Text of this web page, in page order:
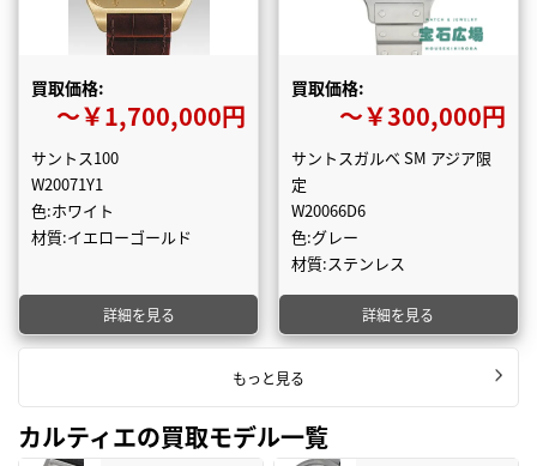
買取価格:
〜￥1,700,000円
サントス100
W20071Y1
色:ホワイト
材質:イエローゴールド
詳細を見る
買取価格:
〜￥300,000円
サントスガルベ SM アジア限
定
W20066D6
色:グレー
材質:ステンレス
詳細を見る
もっと見る
カルティエの買取モデル一覧